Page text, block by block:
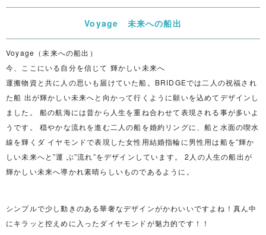
Voyage 未来への船出
Voyage（未来への船出）
今、ここにいる自分を信じて 輝かしい未来へ
運搬物資と共に人の思いも届けていた船。BRIDGEでは二人の祝福され
た船 出が輝かしい未来へと向かって行くように願いを込めてデザインし
ました。 船の航海には昔から人生を重ね合わせて表現される事が多いよ
うです。 穏やかな流れを進む二人の船を婚約リングに、船と水面の喫水
線を輝くダ イヤモンドで表現した女性用結婚指輪に男性用は船を”輝か
しい未来へと”運 ぶ”流れ”をデザインしています。 2人の人生の船出が
輝かしい未来へ導かれ素晴らしいものであるように。
シンプルで少し動きのある華奢なデザインがかわいいですよね！真ん中
にキラッと控えめに入ったダイヤモンドが魅力的です！！